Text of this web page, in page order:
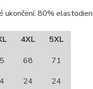
80%
4XL 5XL
68
71
24
24